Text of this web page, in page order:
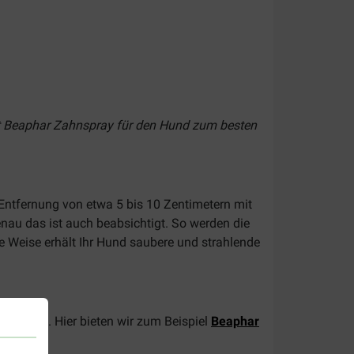
Zahnspray für den Hund zum besten
von etwa 5 bis 10 Zentimetern mit
das ist auch beabsichtigt. So werden die
erhält Ihr Hund saubere und strahlende
Hunde. Hier bieten wir zum Beispiel Beaphar